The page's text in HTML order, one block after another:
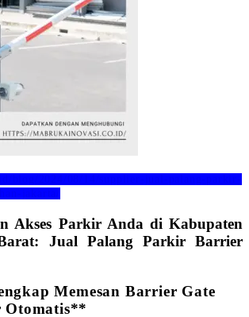
Akses Parkir Anda di Kabupaten
Jual Palang Parkir Barrier
Memesan Barrier Gate
Otomatis**